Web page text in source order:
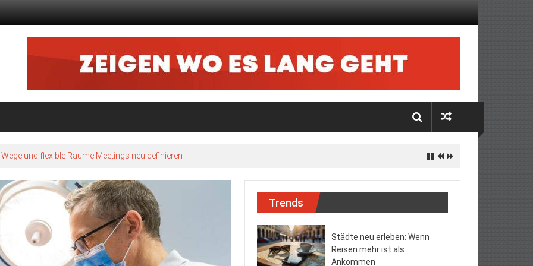
und flexible Räume Meetings neu definieren
Trends
Städte neu erleben: Wenn
Reisen mehr ist als
Ankommen